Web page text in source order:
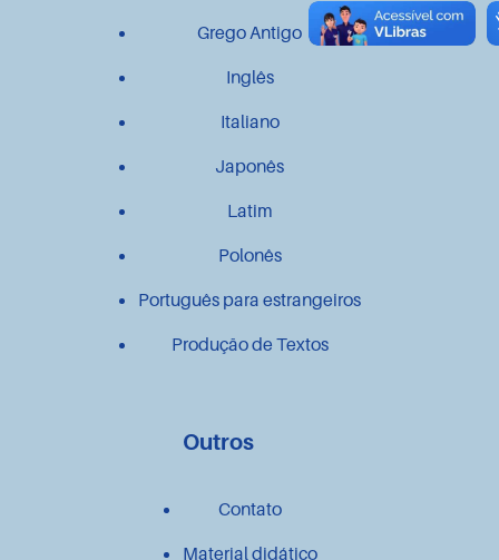
Grego Antigo
Inglês
Italiano
Japonês
Latim
Polonês
Português para estrangeiros
Produção de Textos
Outros
Contato
Material didático